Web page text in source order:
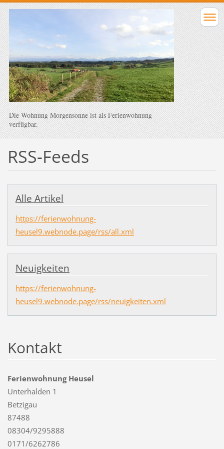
Die Wohnung Morgensonne ist als Ferienwohnung
verfügbar.
RSS-Feeds
Alle Artikel
https://ferienwohnung-
heusel9.webnode.page/rss/all.xml
Neuigkeiten
https://ferienwohnung-
heusel9.webnode.page/rss/neuigkeiten.xml
Kontakt
Ferienwohnung Heusel
Unterhalden 1
Betzigau
87488
08304/9295888
0171/6262786